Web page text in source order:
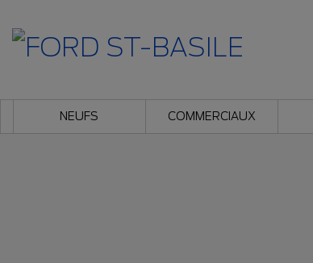
NEUFS COMMERCIAUX